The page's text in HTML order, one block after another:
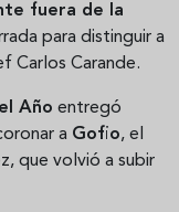
fuera de la
para distinguir a
Carlos Carande.
Año entregó
a Gofio, el
que volvió a subir